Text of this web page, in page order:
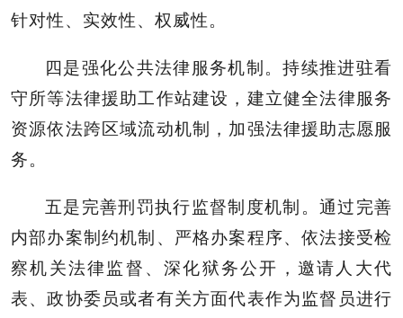
针对性、实效性、权威性。
四是强化公共法律服务机制。持续推进驻看
守所等法律援助工作站建设，建立健全法律服务
资源依法跨区域流动机制，加强法律援助志愿服
务。
五是完善刑罚执行监督制度机制。通过完善
内部办案制约机制、严格办案程序、依法接受检
察机关法律监督、深化狱务公开，邀请人大代
表、政协委员或者有关方面代表作为监督员进行